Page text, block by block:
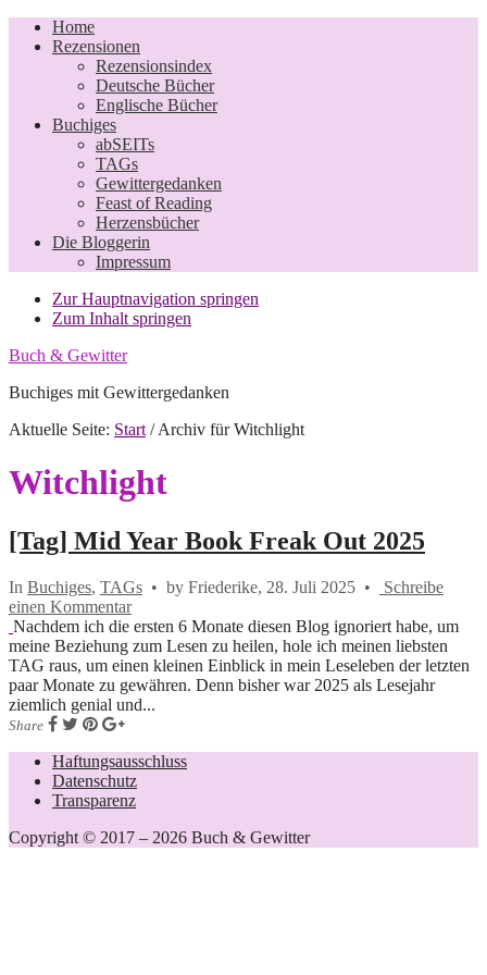
Home
Rezensionen
Rezensionsindex
Deutsche Bücher
Englische Bücher
Buchiges
abSEITs
TAGs
Gewittergedanken
Feast of Reading
Herzensbücher
Die Bloggerin
Impressum
Zur Hauptnavigation springen
Zum Inhalt springen
Buch & Gewitter
Buchiges mit Gewittergedanken
Aktuelle Seite: Start /Archiv für Witchlight
Witchlight
[Tag] Mid Year Book Freak Out 2025
In Buchiges, TAGs • by Friederike, 28. Juli 2025 •
Schreibe
einen Kommentar
Nachdem ich die ersten 6 Monate diesen Blog ignoriert habe, um
meine Beziehung zum Lesen zu heilen, hole ich meinen liebsten
TAG raus, um einen kleinen Einblick in mein Leseleben der letzten
paar Monate zu gewähren. Denn bisher war 2025 als Lesejahr
ziemlich genial und...
Share
Haftungsausschluss
Datenschutz
Transparenz
Copyright © 2017 – 2026 Buch & Gewitter